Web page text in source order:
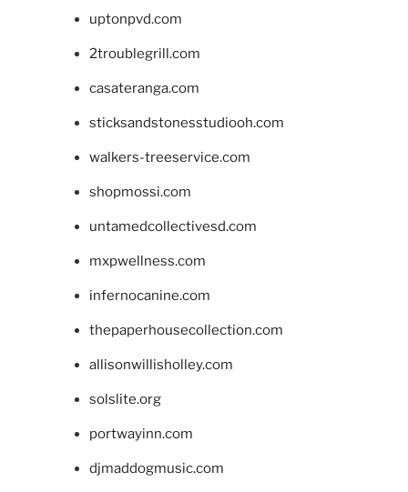
uptonpvd.com
2troublegrill.com
casateranga.com
sticksandstonesstudiooh.com
walkers-treeservice.com
shopmossi.com
untamedcollectivesd.com
mxpwellness.com
infernocanine.com
thepaperhousecollection.com
allisonwillisholley.com
solslite.org
portwayinn.com
djmaddogmusic.com